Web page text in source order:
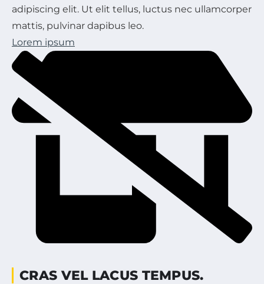
adipiscing elit. Ut elit tellus, luctus nec ullamcorper
mattis, pulvinar dapibus leo.
Lorem ipsum
CRAS VEL LACUS TEMPUS.